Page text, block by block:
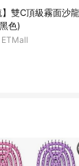
】雙C頂級霧面沙
色)
ETMall